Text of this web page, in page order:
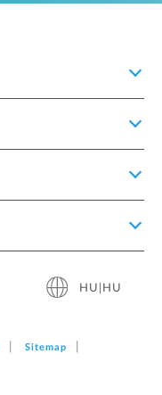
HU|HU
Sitemap